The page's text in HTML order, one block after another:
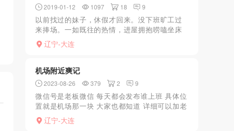
2019-01-12 1097 18 9
以前找过的妹子，休假才回来。没下班旷工过
来捧场。一如既往的热情，进屋拥抱唠嗑坐床
上直接跪下给我口四周镜子看着特别爽。拉起
来扔床上带套干活，几百回合交货休息。加钟
辽宁-大连
机场附近爽记
2023-08-26 379 2 9
微信号是老板微信 每天都会发布谁上班 具体位
置就是机场那一块 大家也都知道 详细可以加老
板微信上次去的时候是可可 服务什么都很周到
也很舒服健谈 他家经过n轮扫打依旧活着也是
辽宁-大连